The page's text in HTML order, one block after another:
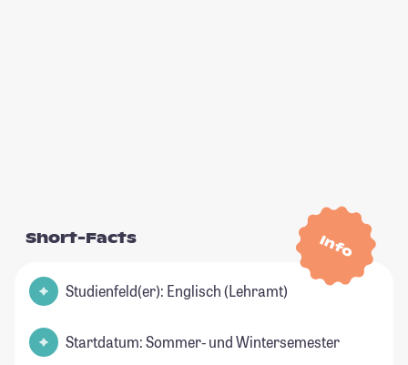
Info
Short-Facts
Studienfeld(er): Englisch (Lehramt)
Startdatum: Sommer- und Wintersemester